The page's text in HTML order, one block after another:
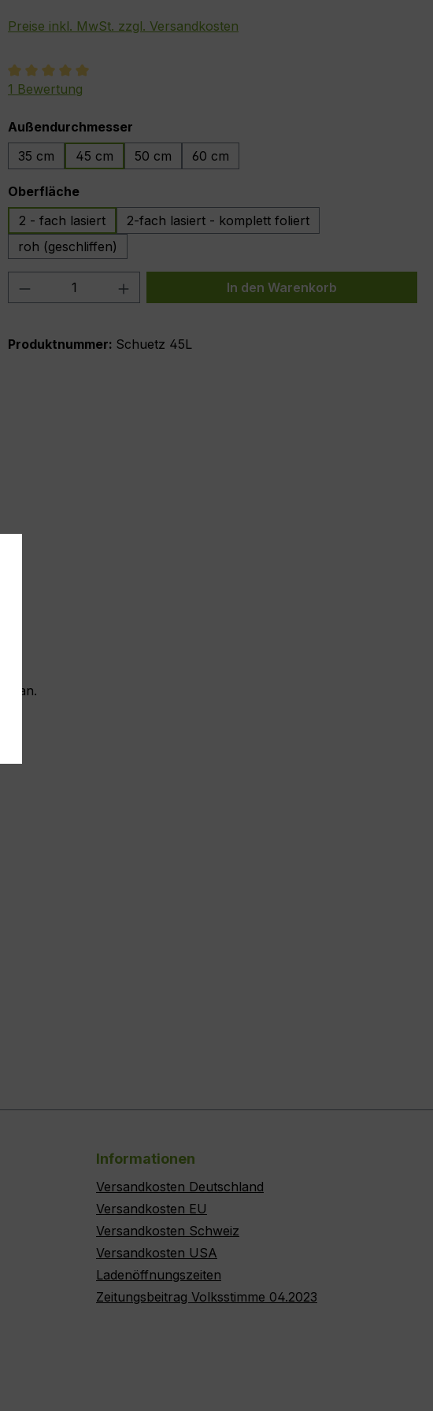
Preise inkl. MwSt. zzgl. Versandkosten
Durchschnittliche Bewertung von 5 von 5 Sternen
1 Bewertung
Außendurchmesser
35 cm
45 cm 50 cm 60 cm
Oberflächeauswählen
2 - fach lasiert
2-fach lasiert - komplett foliert
roh (geschliffen)
Produkt Anzahl: Gib den gewünschten Wert
In den Warenkorb
Produktnummer: Schuetz 45L
an.
Informationen
Versandkosten Deutschland
Versandkosten EU
Versandkosten Schweiz
Versandkosten USA
Ladenöffnungszeiten
Zeitungsbeitrag Volksstimme 04.2023